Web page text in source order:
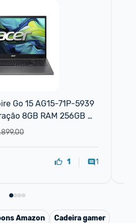
Go 15 AG15-71P-5939
8GB RAM 256GB
11 Home
1 1
Amazon
Cadeira gamer